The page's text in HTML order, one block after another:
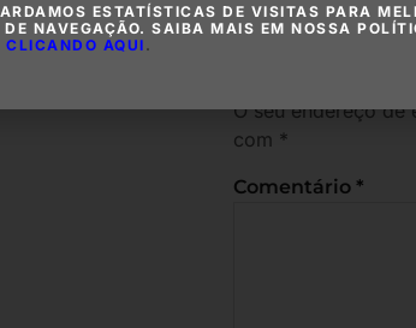
Deixe
O seu endereço de
com *
Comentário *
ESTATÍSTICAS DE VISITAS PARA
DE NAVEGAÇÃO. SAIBA MAIS EM NOSSA
CLICANDO AQUI .